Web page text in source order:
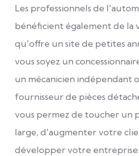
Les professionnels de
bénéficient également de la
qu'offre un site de petites
vous soyez un
un mécanicien indépendant
fournisseur de pièces
vous permez de toucher un
large, d'augmenter votre
développer votre entreprise.